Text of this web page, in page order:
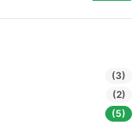
(3)
(2)
(5)